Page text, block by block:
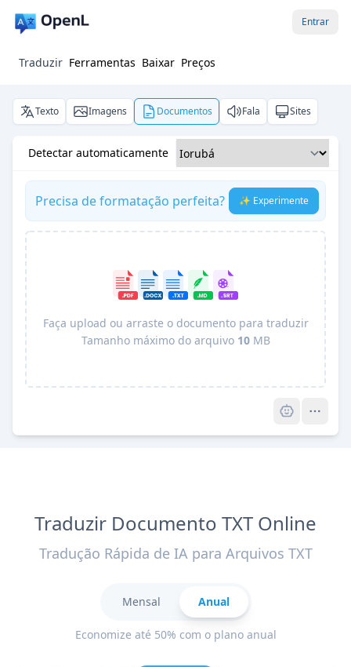
Entrar
Traduzir Ferramentas Baixar Preços
Texto Imagens Documentos Fala Sites
Detectar automaticamente
Precisa de formatação perfeita? ✨ Experimente
Faça upload ou arraste o documento para traduzir
Tamanho máximo do arquivo 10MB
Traduzir Documento TXT Online
Tradução Rápida de IA para Arquivos TXT
Mensal Anual
Economize até 50% com o plano anual